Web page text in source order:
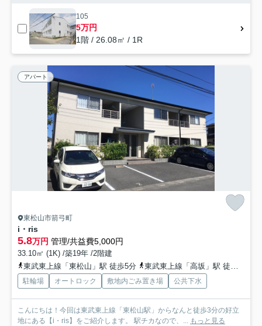
105
5万円
1階 / 26.08㎡ / 1R
アパート
東松山市箭弓町
i・ris
5.8万円 管理/共益費5,000円
33.10㎡ (1K) /築19年 /2階建
東武東上線「東松山」駅 徒歩5分
東武東上線「高坂」駅 徒歩56分
駐輪場 オートロック 敷地内ごみ置き場 公共下水
こんにちは！今回は東武東上線「東松山駅」からなんと徒歩3分の好立
地にある【i・ris】をご紹介します。 駅チカなので、... もっと見る